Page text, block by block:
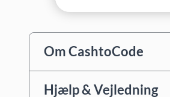
Om CashtoCode
Hjælp & Vejledning